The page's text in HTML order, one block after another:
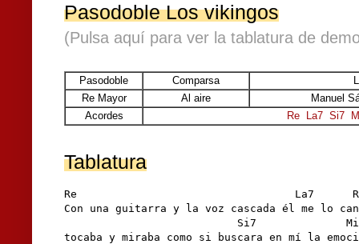
Pasodoble Los vikingos
(Pulsa aquí para ver la tablatura de
Pasodoble Comparsa
Re Mayor
Al aire
Manuel
Acordes
Re La7 Si7
Tablatura
Re                                  La7
Con una guitarra y la voz cascada él me lo
Si7
tocaba y miraba como si buscara en mí la